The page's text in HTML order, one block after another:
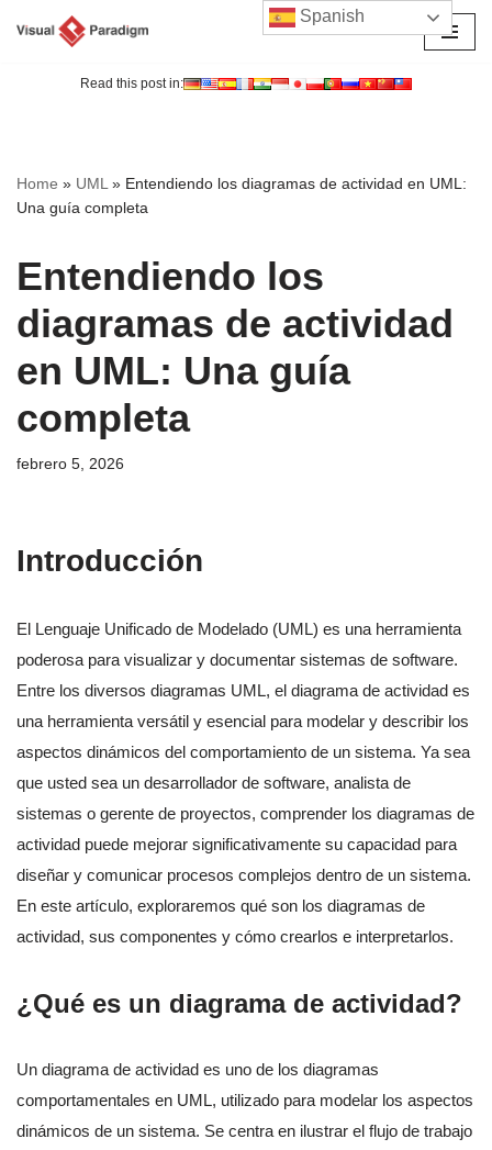
Read this post in:
Home » UML» Entendiendo los diagramas de actividad en UML:
Una guía completa
Entendiendo los
diagramas de actividad
en UML: Una guía
completa
febrero 5, 2026
Introducción
El Lenguaje Unificado de Modelado (UML) es una herramienta
poderosa para visualizar y documentar sistemas de software.
Entre los diversos diagramas UML, el diagrama de actividad es
una herramienta versátil y esencial para modelar y describir los
aspectos dinámicos del comportamiento de un sistema. Ya sea
que usted sea un desarrollador de software, analista de
sistemas o gerente de proyectos, comprender los diagramas de
actividad puede mejorar significativamente su capacidad para
diseñar y comunicar procesos complejos dentro de un sistema.
En este artículo, exploraremos qué son los diagramas de
actividad, sus componentes y cómo crearlos e interpretarlos.
¿Qué es un diagrama de actividad?
Un diagrama de actividad es uno de los diagramas
comportamentales en UML, utilizado para modelar los aspectos
dinámicos de un sistema. Se centra en ilustrar el flujo de trabajo
Spanish